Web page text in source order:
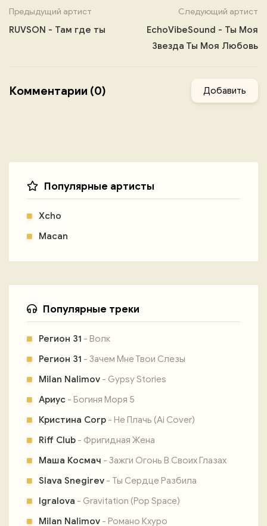
Предыдущий артист
RUVSON - Там где ты
Следующий артист
EchoVibeSound - Ты Моя
Звезда Ты Моя Любовь
Комментарии (0) Добавить
Популярные артисты
Xcho
Macan
Популярные треки
Регион 31 - Волк
Регион 31 - Зачем Мне Твои Слезы
Milan Nalimov - Gypsy Stories
Ариус - Богиня Моря 5
Кристина Corp - Не Плачь (Ai Cover)
Riff Club - Фригидная Жена
Маша Космач - Зажги Огонь В Своих Глазах
Slava Snegirev - Ты Сердце Разбила
Igralova - Gravitation (Pop Space)
Milan Nalimov - Романо Кхуро